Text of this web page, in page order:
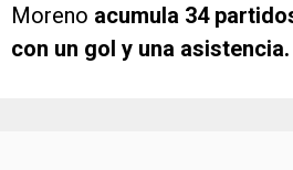
Moreno acumula 34
con un gol y una asistencia.